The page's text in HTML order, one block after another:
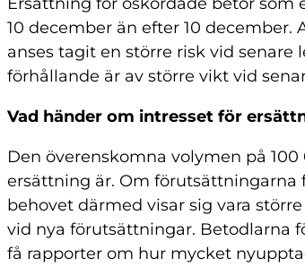
10 december än efter 10
anses tagit en större risk vid senare
förhållande är av större vikt vid
Vad händer om intresset för
Den överenskomna volymen på
ersättning är. Om förutsättningarna
behovet därmed visar sig vara
vid nya förutsättningar. Betodlarna
få rapporter om hur mycket